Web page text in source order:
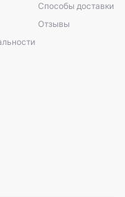
Способы доставки
Отзывы